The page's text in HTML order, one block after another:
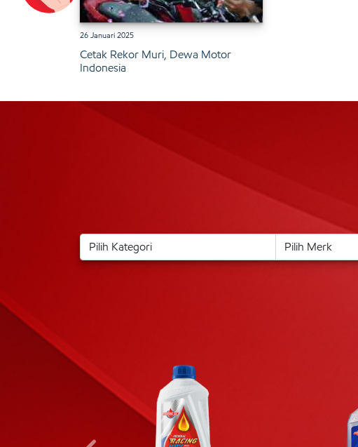
26 Januari 2025
Cetak Rekor Muri, Dewa Motor
Indonesia